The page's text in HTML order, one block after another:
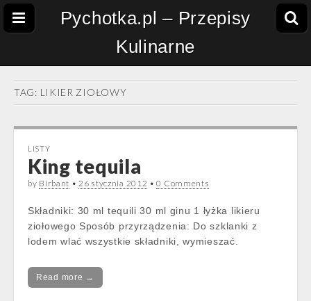
Pychotka.pl – Przepisy
Kulinarne
TAG: LIKIER ZIOŁOWY
LISTY
King tequila
by Birbant •26 stycznia 2012 •0 Comments
Składniki: 30 ml tequili 30 ml ginu 1 łyżka likieru
ziołowego Sposób przyrządzenia: Do szklanki z
lodem wlać wszystkie składniki, wymieszać.
Read more →